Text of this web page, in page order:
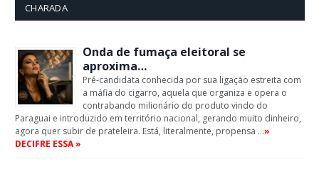
CHARADA
Onda de fumaça eleitoral se
aproxima…
Pré-candidata conhecida por sua ligação estreita com
a máfia do cigarro, aquela que organiza e opera o
contrabando milionário do produto vindo do
Paraguai e introduzido em território nacional, gerando muito dinheiro,
agora quer subir de prateleira. Está, literalmente, propensa …»
DECIFRE ESSA »